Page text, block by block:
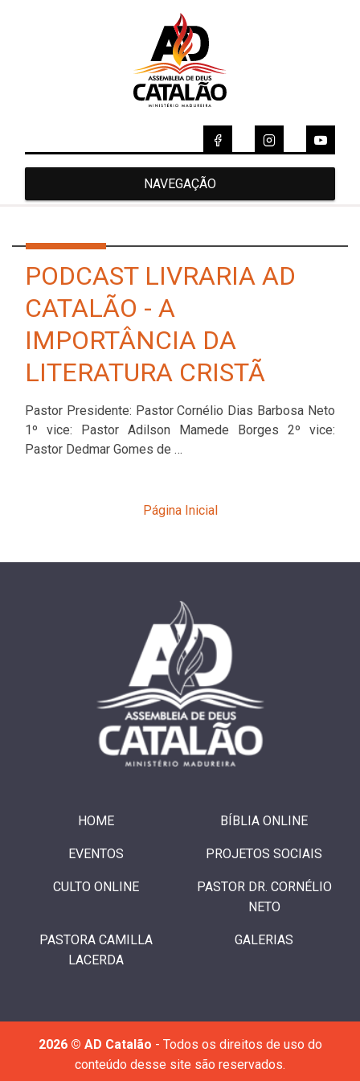
NAVEGAÇÃO
PODCAST LIVRARIA AD
CATALÃO - A
IMPORTÂNCIA DA
LITERATURA CRISTÃ
Pastor Presidente: Pastor Cornélio Dias Barbosa Neto
1º vice: Pastor Adilson Mamede Borges 2º vice:
Pastor Dedmar Gomes de …
Página Inicial
HOME BÍBLIA ONLINE
EVENTOS PROJETOS SOCIAIS
CULTO ONLINE
PASTOR DR. CORNÉLIO
NETO
PASTORA CAMILLA
LACERDA
GALERIAS
2026 © AD Catalão - Todos os direitos de uso do
conteúdo desse site são reservados.